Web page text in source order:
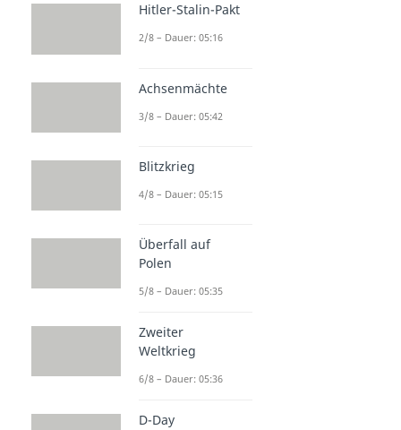
Hitler-Stalin-Pakt
2/8 – Dauer: 05:16
Achsenmächte
3/8 – Dauer: 05:42
Blitzkrieg
4/8 – Dauer: 05:15
Überfall auf
Polen
5/8 – Dauer: 05:35
Zweiter
Weltkrieg
6/8 – Dauer: 05:36
D-Day